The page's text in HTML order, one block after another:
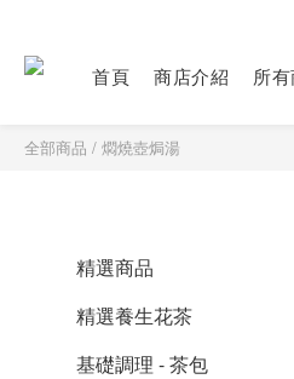
首頁 商店介紹 所
全部商品 / 燜燒壺焗湯
精選商品
精選養生花茶
基礎調理 - 茶包